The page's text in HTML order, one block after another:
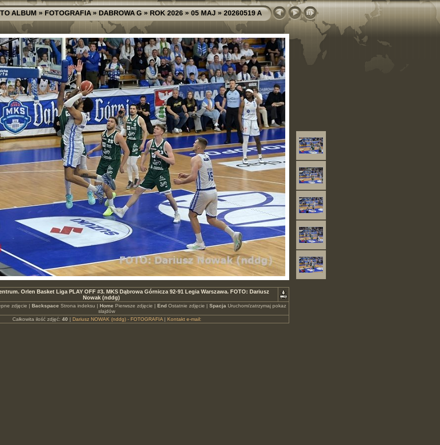
ALBUM»FOTOGRAFIA»DABROWA G»ROK 2026»05 MAJ»20260519 A
Orlen Basket Liga PLAY OFF #3. MKS Dąbrowa Górnicza 92-91 Legia Warszawa. FOTO: Dariusz
Nowak (nddg)
zdjęcie | Backspace Strona indeksu | Home Pierwsze zdjęcie | EndOstatnie zdjęcie | Spacja Uruchom/zatrzymaj pokaz
slajdów
Całkowita ilość zdjęć: 40 | Dariusz NOWAK (nddg) - FOTOGRAFIA| Kontakt e-mail: